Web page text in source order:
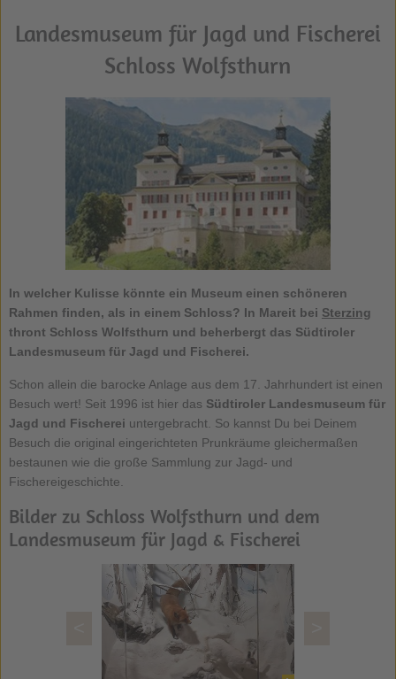
Landesmuseum für Jagd und Fischerei
Schloss Wolfsthurn
In welcher Kulisse könnte ein Museum einen schöneren
Rahmen finden, als in einem Schloss? In Mareit bei Sterzing
thront Schloss Wolfsthurn und beherbergt das Südtiroler
Landesmuseum für Jagd und Fischerei.
Schon allein die barocke Anlage aus dem 17. Jahrhundert ist einen
Besuch wert! Seit 1996 ist hier das Südtiroler Landesmuseum für
Jagd und Fischerei untergebracht. So kannst Du bei Deinem
Besuch die original eingerichteten Prunkräume gleichermaßen
bestaunen wie die große Sammlung zur Jagd- und
Fischereigeschichte.
Bilder zu Schloss Wolfsthurn und dem
Landesmuseum für Jagd & Fischerei